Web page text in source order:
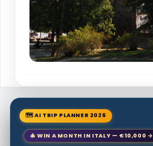
🗺 AI TRIP PLANNER 2026
🎄 WIN A MONTH IN ITALY — €10,000 →